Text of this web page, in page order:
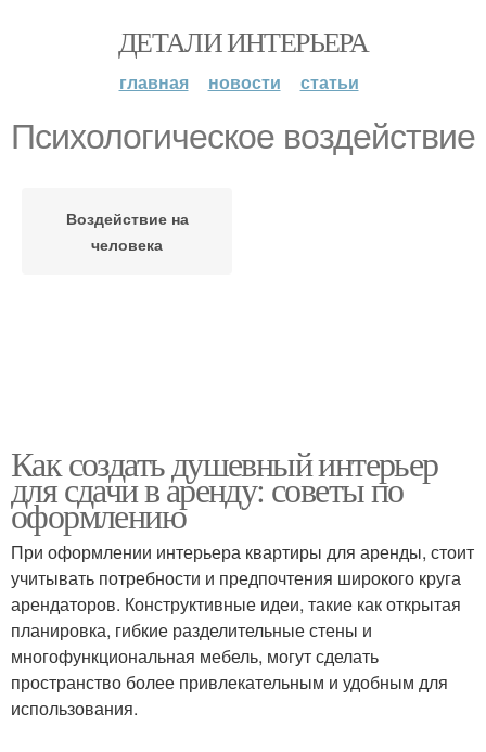
ДЕТАЛИ ИНТЕРЬЕРА
главная новости статьи
Психологическое воздействие
Воздействие на
человека
Как создать душевный интерьер
для сдачи в аренду: советы по
оформлению
При оформлении интерьера квартиры для аренды, стоит
учитывать потребности и предпочтения широкого круга
арендаторов. Конструктивные идеи, такие как открытая
планировка, гибкие разделительные стены и
многофункциональная мебель, могут сделать
пространство более привлекательным и удобным для
использования.